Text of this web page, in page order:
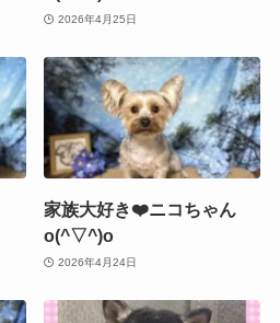
2026年4月25日
家族大好き❤️ニコちゃん
o(^▽^)o
2026年4月24日